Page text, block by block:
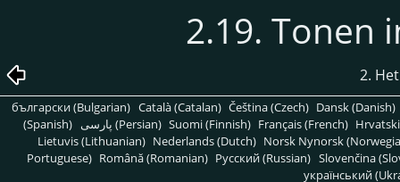
2.19. Tonen
2.
български (Bulgarian) Català (Catalan) Čeština (Czech) Dansk (Danish)
(Spanish)
پارسی (Persian) Suomi (Finnish) Français (French)
Lietuvis (Lithuanian) Nederlands (Dutch) Norsk Nynorsk
Portuguese) Română (Romanian) Pусский (Russian) Slovenčina
український